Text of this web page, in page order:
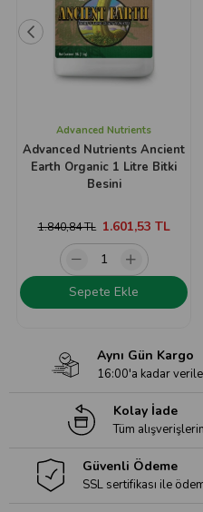
Advanced Nutrients
Advanced Nutrients Ancient
Earth Organic 1 Litre Bitki
Besini
1.601,53 TL
1.840,84 TL
Sepete Ekle
Aynı Gün Kargo
16:00'a kadar
Kolay İade
Tüm
Güvenli Ödeme
SSL sertifikası ile